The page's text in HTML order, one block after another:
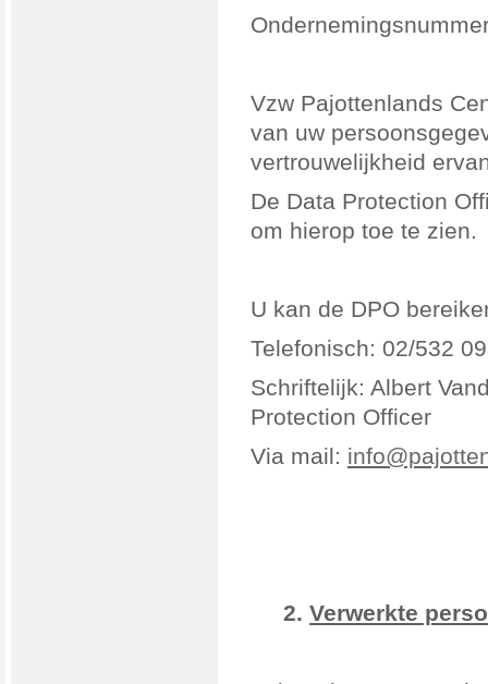
Vzw Pajottenlands
van uw
vertrouwelijkheid
De Data Protection
om hierop toe te zien.
U kan de DPO
Telefonisch: 02/532
Schriftelijk: Albert
Protection Officer
Via mail:
2. Verwerkte